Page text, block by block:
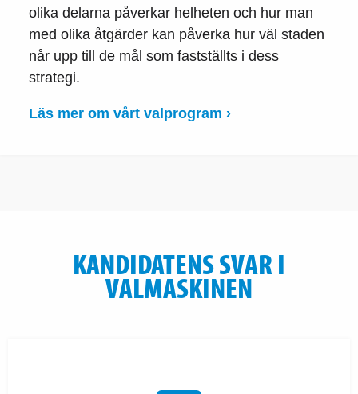
olika delarna påverkar helheten och hur man
med olika åtgärder kan påverka hur väl staden
når upp till de mål som fastställts i dess
strategi.
Läs mer om vårt valprogram ›
KANDIDATENS SVAR I
VALMASKINEN